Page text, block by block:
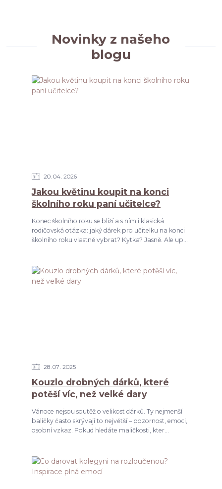
Novinky z našeho
blogu
20 04 2026
Jakou květinu koupit na konci
školního roku paní učitelce?
Konec školního roku se blíží a s ním i klasická
rodičovská otázka: jaký dárek pro učitelku na konci
školního roku vlastně vybrat? Kytka? Jasně. Ale up...
28 07 2025
Kouzlo drobných dárků, které
potěší víc, než velké dary
Vánoce nejsou soutěž o velikost dárků. Ty nejmenší
balíčky často skrývají to největší – pozornost, emoci,
osobní vzkaz. Pokud hledáte maličkosti, kter...